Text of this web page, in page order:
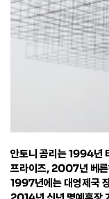
안토니 곰리는 1994년
프라이즈, 2007년 베른
1997년에는 대영제